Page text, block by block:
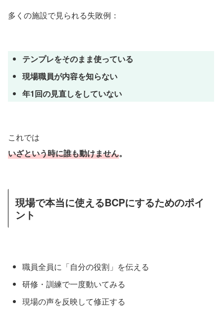
多くの施設で見られる失敗例：
テンプレをそのまま使っている
現場職員が内容を知らない
年1回の見直しをしていない
これでは
いざという時に誰も動けません。
現場で本当に使えるBCPにするためのポイ
ント
職員全員に「自分の役割」を伝える
研修・訓練で一度動いてみる
現場の声を反映して修正する